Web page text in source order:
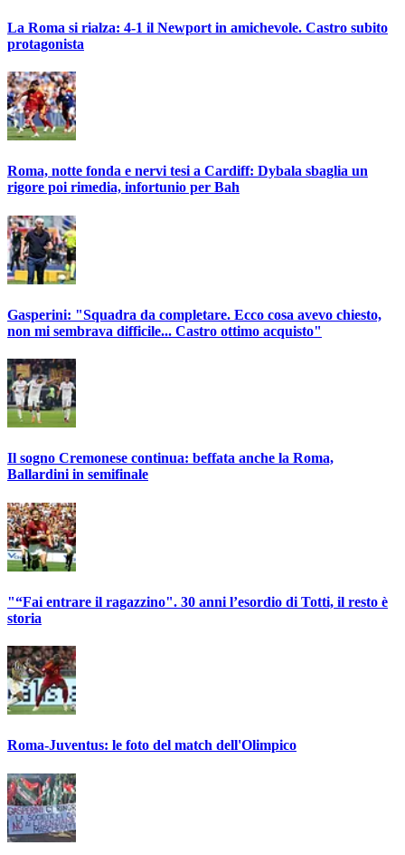
La Roma si rialza: 4-1 il Newport in amichevole. Castro subito
protagonista
Roma, notte fonda e nervi tesi a Cardiff: Dybala sbaglia un
rigore poi rimedia, infortunio per Bah
Gasperini: "Squadra da completare. Ecco cosa avevo chiesto,
non mi sembrava difficile... Castro ottimo acquisto"
Il sogno Cremonese continua: beffata anche la Roma,
Ballardini in semifinale
"“Fai entrare il ragazzino". 30 anni l’esordio di Totti, il resto è
storia
Roma-Juventus: le foto del match dell'Olimpico